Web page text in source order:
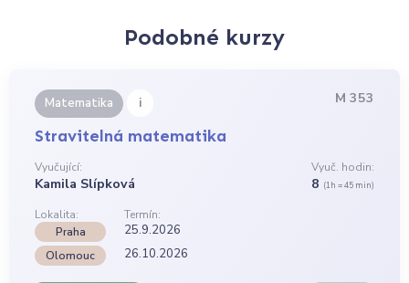
Podobné kurzy
Matematika i M 353
Stravitelná matematika
Vyučující:
Kamila Slípková
Vyuč. hodin:
8 (1h = 45 min)
Lokalita:
Termín:
Praha
25.9.2026
Olomouc 26.10.2026